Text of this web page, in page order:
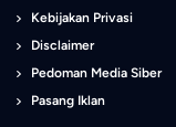
Kebijakan Privasi
Disclaimer
Pedoman Media Siber
Pasang Iklan